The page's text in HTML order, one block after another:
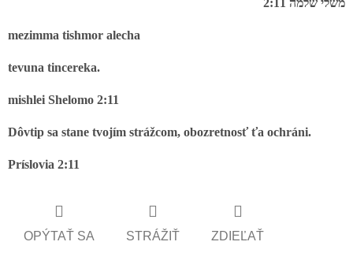
משלי שלמה
mezimma tishmor alecha
tevuna tincereka.
mishlei Shelomo 2:11
Dôvtip sa stane tvojím strážcom, obozretnosť ťa ochráni.
Príslovia 2:11
OPÝTAŤ SA STRÁŽIŤ ZDIEĽAŤ